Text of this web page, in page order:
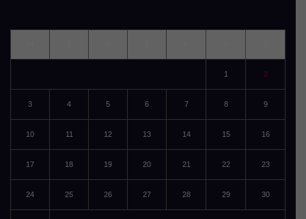
1 2
3 4 5 6 7 8 9
10 11 12 13 14 15 16
17 18 19 20 21 22 23
24 25 26 27 28 29 30